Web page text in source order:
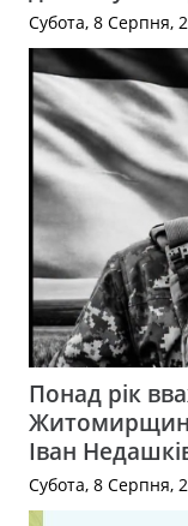
Субота, 8 Серпня,
Понад рік
Іван
Субота, 8 Серпня,